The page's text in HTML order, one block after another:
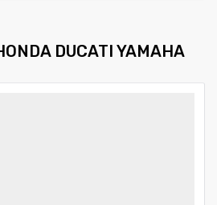
DUCATI YAMAHA